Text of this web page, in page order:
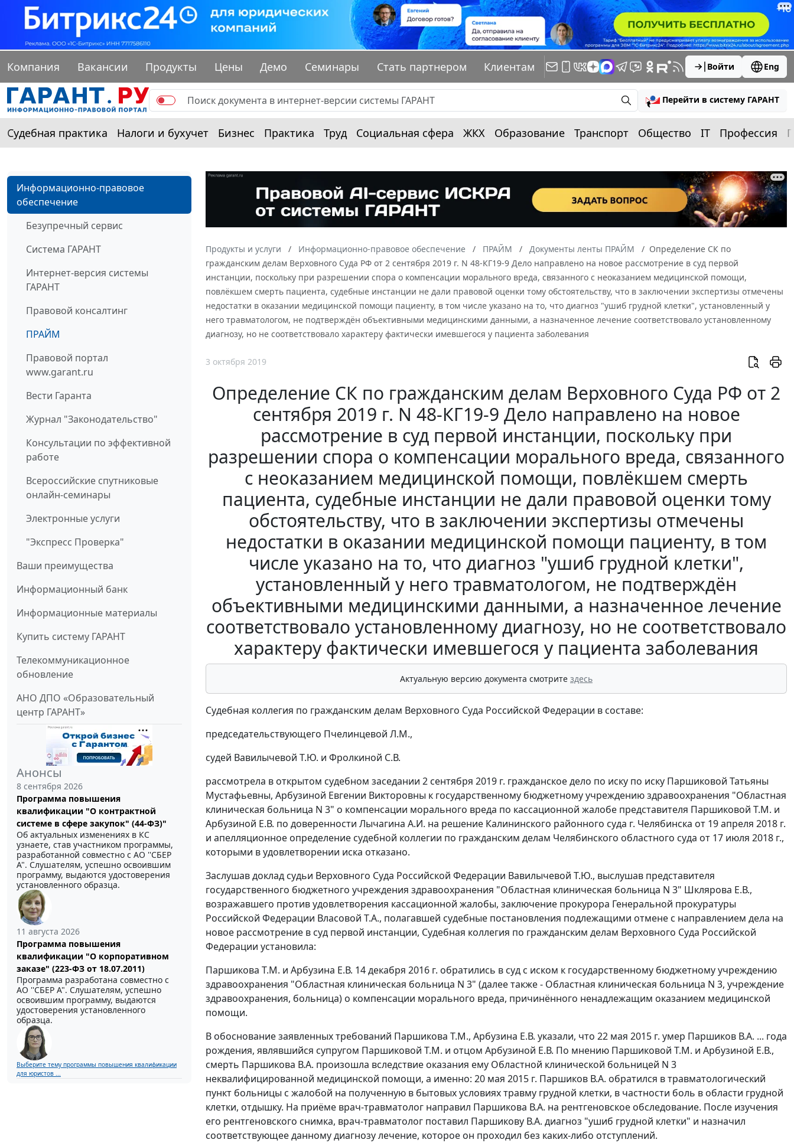
Компания Вакансии Продукты Цены Демо Семинары Стать партнером Клиентам Войти Eng
Перейти в систему ГАРАНТ
Судебная практика Налоги и бухучет Бизнес Практика Труд Социальная сфера ЖКХ Образование Транспорт Общество IT Профессия
Информационно-правовое
обеспечение
Безупречный сервис
Система ГАРАНТ
Интернет-версия системы
ГАРАНТ
Правовой консалтинг
ПРАЙМ
Правовой портал
www.garant.ru
Вести Гаранта
Журнал "Законодательство"
Консультации по эффективной
работе
Всероссийские спутниковые
онлайн-семинары
Электронные услуги
"Экспресс Проверка"
Ваши преимущества
Информационный банк
Информационные материалы
Купить систему ГАРАНТ
Телекоммуникационное
обновление
АНО ДПО «Образовательный
центр ГАРАНТ»
Анонсы
8 сентября 2026
Программа повышения
квалификации "О контрактной
системе в сфере закупок" (44-ФЗ)"
Об актуальных изменениях в КС
узнаете, став участником программы,
разработанной совместно с АО ''СБЕР
А". Слушателям, успешно освоившим
программу, выдаются удостоверения
установленного образца.
11 августа 2026
Программа повышения
квалификации "О корпоративном
заказе" (223-ФЗ от 18.07.2011)
Программа разработана совместно с
АО ''СБЕР А". Слушателям, успешно
освоившим программу, выдаются
удостоверения установленного
образца.
Выберите тему программы повышения квалификации
для юристов ...
Продукты и услуги Информационно-правовое обеспечение ПРАЙМ Документы ленты ПРАЙМ
Определение СК по
гражданским делам Верховного Суда РФ от 2 сентября 2019 г. N 48-КГ19-9 Дело направлено на новое рассмотрение в суд первой
инстанции, поскольку при разрешении спора о компенсации морального вреда, связанного с неоказанием медицинской помощи,
повлёкшем смерть пациента, судебные инстанции не дали правовой оценки тому обстоятельству, что в заключении экспертизы отмечены
недостатки в оказании медицинской помощи пациенту, в том числе указано на то, что диагноз "ушиб грудной клетки", установленный у
него травматологом, не подтверждён объективными медицинскими данными, а назначенное лечение соответствовало установленному
диагнозу, но не соответствовало характеру фактически имевшегося у пациента заболевания
3 октября 2019
Определение СК по гражданским делам Верховного Суда РФ от 2
сентября 2019 г. N 48-КГ19-9 Дело направлено на новое
рассмотрение в суд первой инстанции, поскольку при
разрешении спора о компенсации морального вреда, связанного
с неоказанием медицинской помощи, повлёкшем смерть
пациента, судебные инстанции не дали правовой оценки тому
обстоятельству, что в заключении экспертизы отмечены
недостатки в оказании медицинской помощи пациенту, в том
числе указано на то, что диагноз "ушиб грудной клетки",
установленный у него травматологом, не подтверждён
объективными медицинскими данными, а назначенное лечение
соответствовало установленному диагнозу, но не соответствовало
характеру фактически имевшегося у пациента заболевания
Актуальную версию документа смотрите здесь
Судебная коллегия по гражданским делам Верховного Суда Российской Федерации в составе:
председательствующего Пчелинцевой Л.М.,
судей Вавилычевой Т.Ю. и Фролкиной С.В.
рассмотрела в открытом судебном заседании 2 сентября 2019 г. гражданское дело по иску по иску Паршиковой Татьяны
Мустафьевны, Арбузиной Евгении Викторовны к государственному бюджетному учреждению здравоохранения "Областная
клиническая больница N 3" о компенсации морального вреда по кассационной жалобе представителя Паршиковой Т.М. и
Арбузиной Е.В. по доверенности Лычагина А.И. на решение Калининского районного суда г. Челябинска от 19 апреля 2018 г.
и апелляционное определение судебной коллегии по гражданским делам Челябинского областного суда от 17 июля 2018 г.,
которыми в удовлетворении иска отказано.
Заслушав доклад судьи Верховного Суда Российской Федерации Вавилычевой Т.Ю., выслушав представителя
государственного бюджетного учреждения здравоохранения "Областная клиническая больница N 3" Шклярова Е.В.,
возражавшего против удовлетворения кассационной жалобы, заключение прокурора Генеральной прокуратуры
Российской Федерации Власовой Т.А., полагавшей судебные постановления подлежащими отмене с направлением дела на
новое рассмотрение в суд первой инстанции, Судебная коллегия по гражданским делам Верховного Суда Российской
Федерации установила:
Паршикова Т.М. и Арбузина Е.В. 14 декабря 2016 г. обратились в суд с иском к государственному бюджетному учреждению
здравоохранения "Областная клиническая больница N 3" (далее также - Областная клиническая больница N 3, учреждение
здравоохранения, больница) о компенсации морального вреда, причинённого ненадлежащим оказанием медицинской
помощи.
В обоснование заявленных требований Паршикова Т.М., Арбузина Е.В. указали, что 22 мая 2015 г. умер Паршиков В.А. ... года
рождения, являвшийся супругом Паршиковой Т.М. и отцом Арбузиной Е.В. По мнению Паршиковой Т.М. и Арбузиной Е.В.,
смерть Паршикова В.А. произошла вследствие оказания ему Областной клинической больницей N 3
неквалифицированной медицинской помощи, а именно: 20 мая 2015 г. Паршиков В.А. обратился в травматологический
пункт больницы с жалобой на полученную в бытовых условиях травму грудной клетки, в частности боль в области грудной
клетки, отдышку. На приёме врач-травматолог направил Паршикова В.А. на рентгеновское обследование. После изучения
его рентгеновского снимка, врач-травматолог поставил Паршикову В.А. диагноз "ушиб грудной клетки" и назначил
соответствующее данному диагнозу лечение, которое он проходил без каких-либо отступлений.